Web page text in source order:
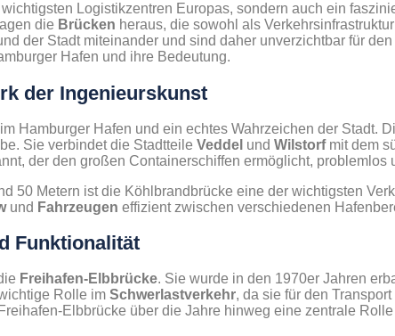
Logistikzentren Europas, sondern auch ein
die Brücken heraus, die sowohl als
der Stadt miteinander und sind daher unverzichtbar für
Hafen und ihre Bedeutung.
der Ingenieurskunst
Hamburger Hafen und ein echtes Wahrzeichen der Stadt.
Sie verbindet die Stadtteile Veddel und Wilstorfmit dem
der den großen Containerschiffen ermöglicht, problemlos
50 Metern ist die Köhlbrandbrücke eine der wichtigsten
und Fahrzeugen effizient zwischen verschiedenen
Funktionalität
Freihafen-Elbbrücke. Sie wurde in den 1970er Jahren
Rolle im Schwerlastverkehr, da sie für den
Elbbrücke über die Jahre hinweg eine zentrale